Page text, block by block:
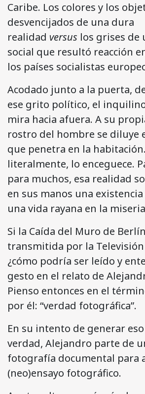
Caribe. Los colores y los
desvencijados de una dura
realidad versus los grises de
social que resultó reacción
los países socialistas
Acodado junto a la puerta,
ese grito político, el
mira hacia afuera. A su
rostro del hombre se diluye
que penetra en la
literalmente, lo enceguece.
para muchos, esa realidad
en sus manos una
una vida rayana en la
Si la Caída del Muro de
transmitida por la Televisión
¿cómo podría ser leído y
gesto en el relato de
Pienso entonces en el
por él: “verdad fotográfica”.
En su intento de generar
verdad, Alejandro parte de
fotografía documental para
(neo)ensayo fotográfico.